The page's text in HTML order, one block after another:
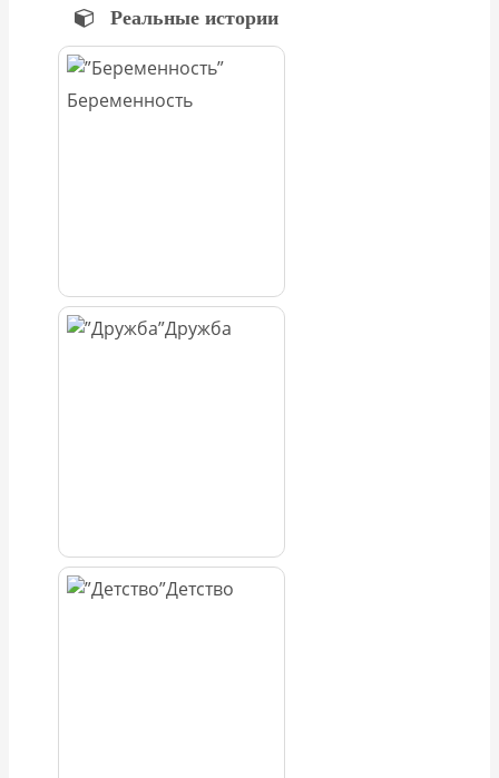
Реальные истории
Беременность
Дружба
Детство